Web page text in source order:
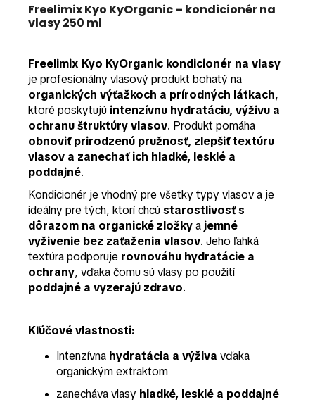
Freelimix Kyo KyOrganic – kondicionér na
vlasy 250 ml
Freelimix Kyo KyOrganic kondicionér na vlasy
je profesionálny vlasový produkt bohatý na
organických výťažkoch a prírodných látkach,
ktoré poskytujú intenzívnu hydratáciu, výživu a
ochranu štruktúry vlasov. Produkt pomáha
obnoviť prirodzenú pružnosť, zlepšiť textúru
vlasov a zanechať ich hladké, lesklé a
poddajné.
Kondicionér je vhodný pre všetky typy vlasov a je
ideálny pre tých, ktorí chcústarostlivosť s
dôrazom na organické zložkya jemné
vyživenie bez zaťaženia vlasov. Jeho ľahká
textúra podporuje rovnováhu hydratácie a
ochrany, vďaka čomu sú vlasy po použití
poddajné a vyzerajú zdravo.
Kľúčové vlastnosti:
Intenzívna hydratácia a výživa vďaka
organickým extraktom
zanecháva vlasy hladké, lesklé a poddajné